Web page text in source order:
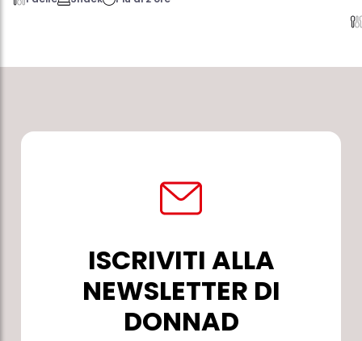
ISCRIVITI ALLA
NEWSLETTER DI
DONNAD